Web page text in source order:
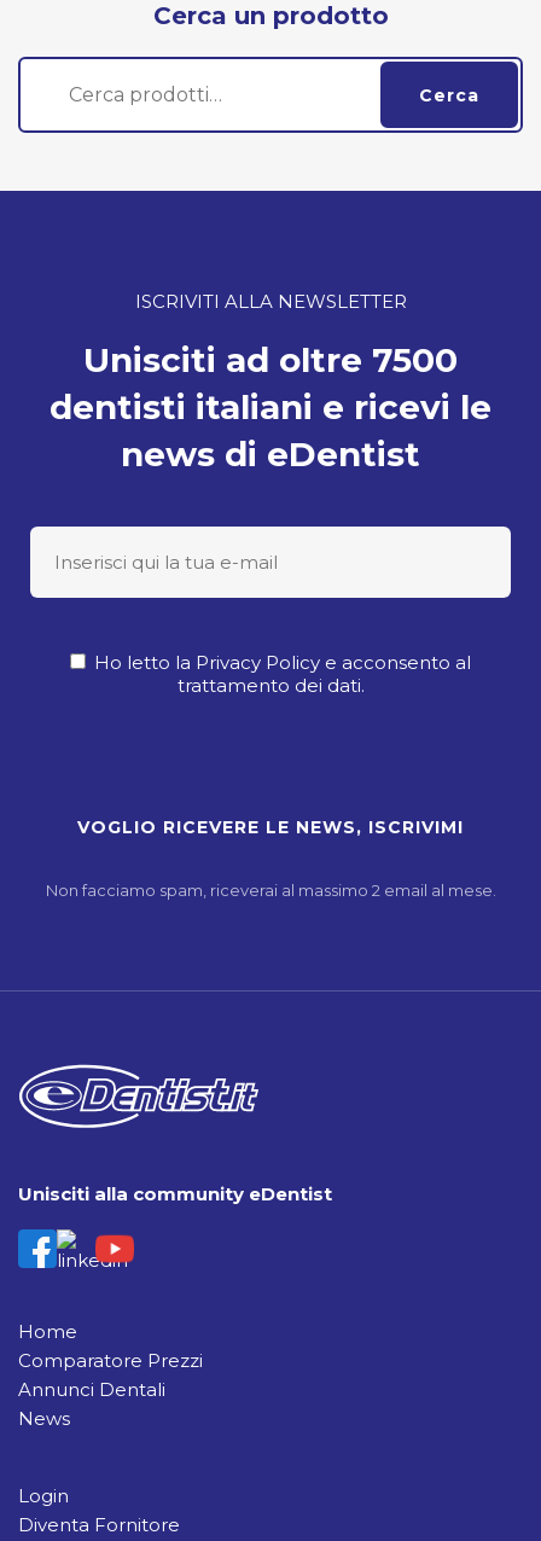
Cerca un prodotto
Cerca:
Cerca
ISCRIVITI ALLA NEWSLETTER
Unisciti ad oltre 7500
dentisti italiani e ricevi le
news di eDentist
Ho letto la Privacy Policy e acconsento al
trattamento dei dati.
Non facciamo spam, riceverai al massimo 2 email al mese.
Unisciti alla community eDentist
Home
Comparatore Prezzi
Annunci Dentali
News
Login
Diventa Fornitore